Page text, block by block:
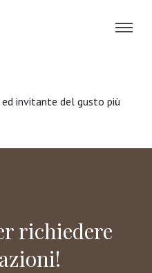
invitante del gusto più
richiedere